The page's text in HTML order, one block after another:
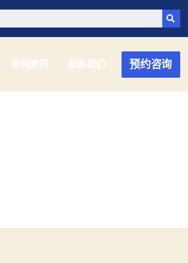
新闻资讯 联系我们 预约咨询